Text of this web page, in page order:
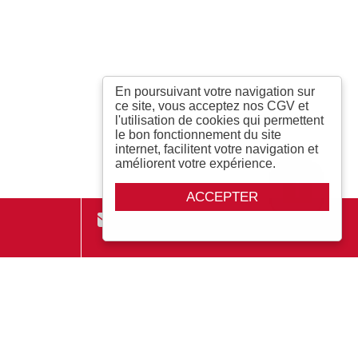
ACCEPTER
En poursuivant votre navigation sur
ce site, vous acceptez nos CGV et
l'utilisation de cookies qui permettent
le bon fonctionnement du site
internet, facilitent votre navigation et
améliorent votre expérience.